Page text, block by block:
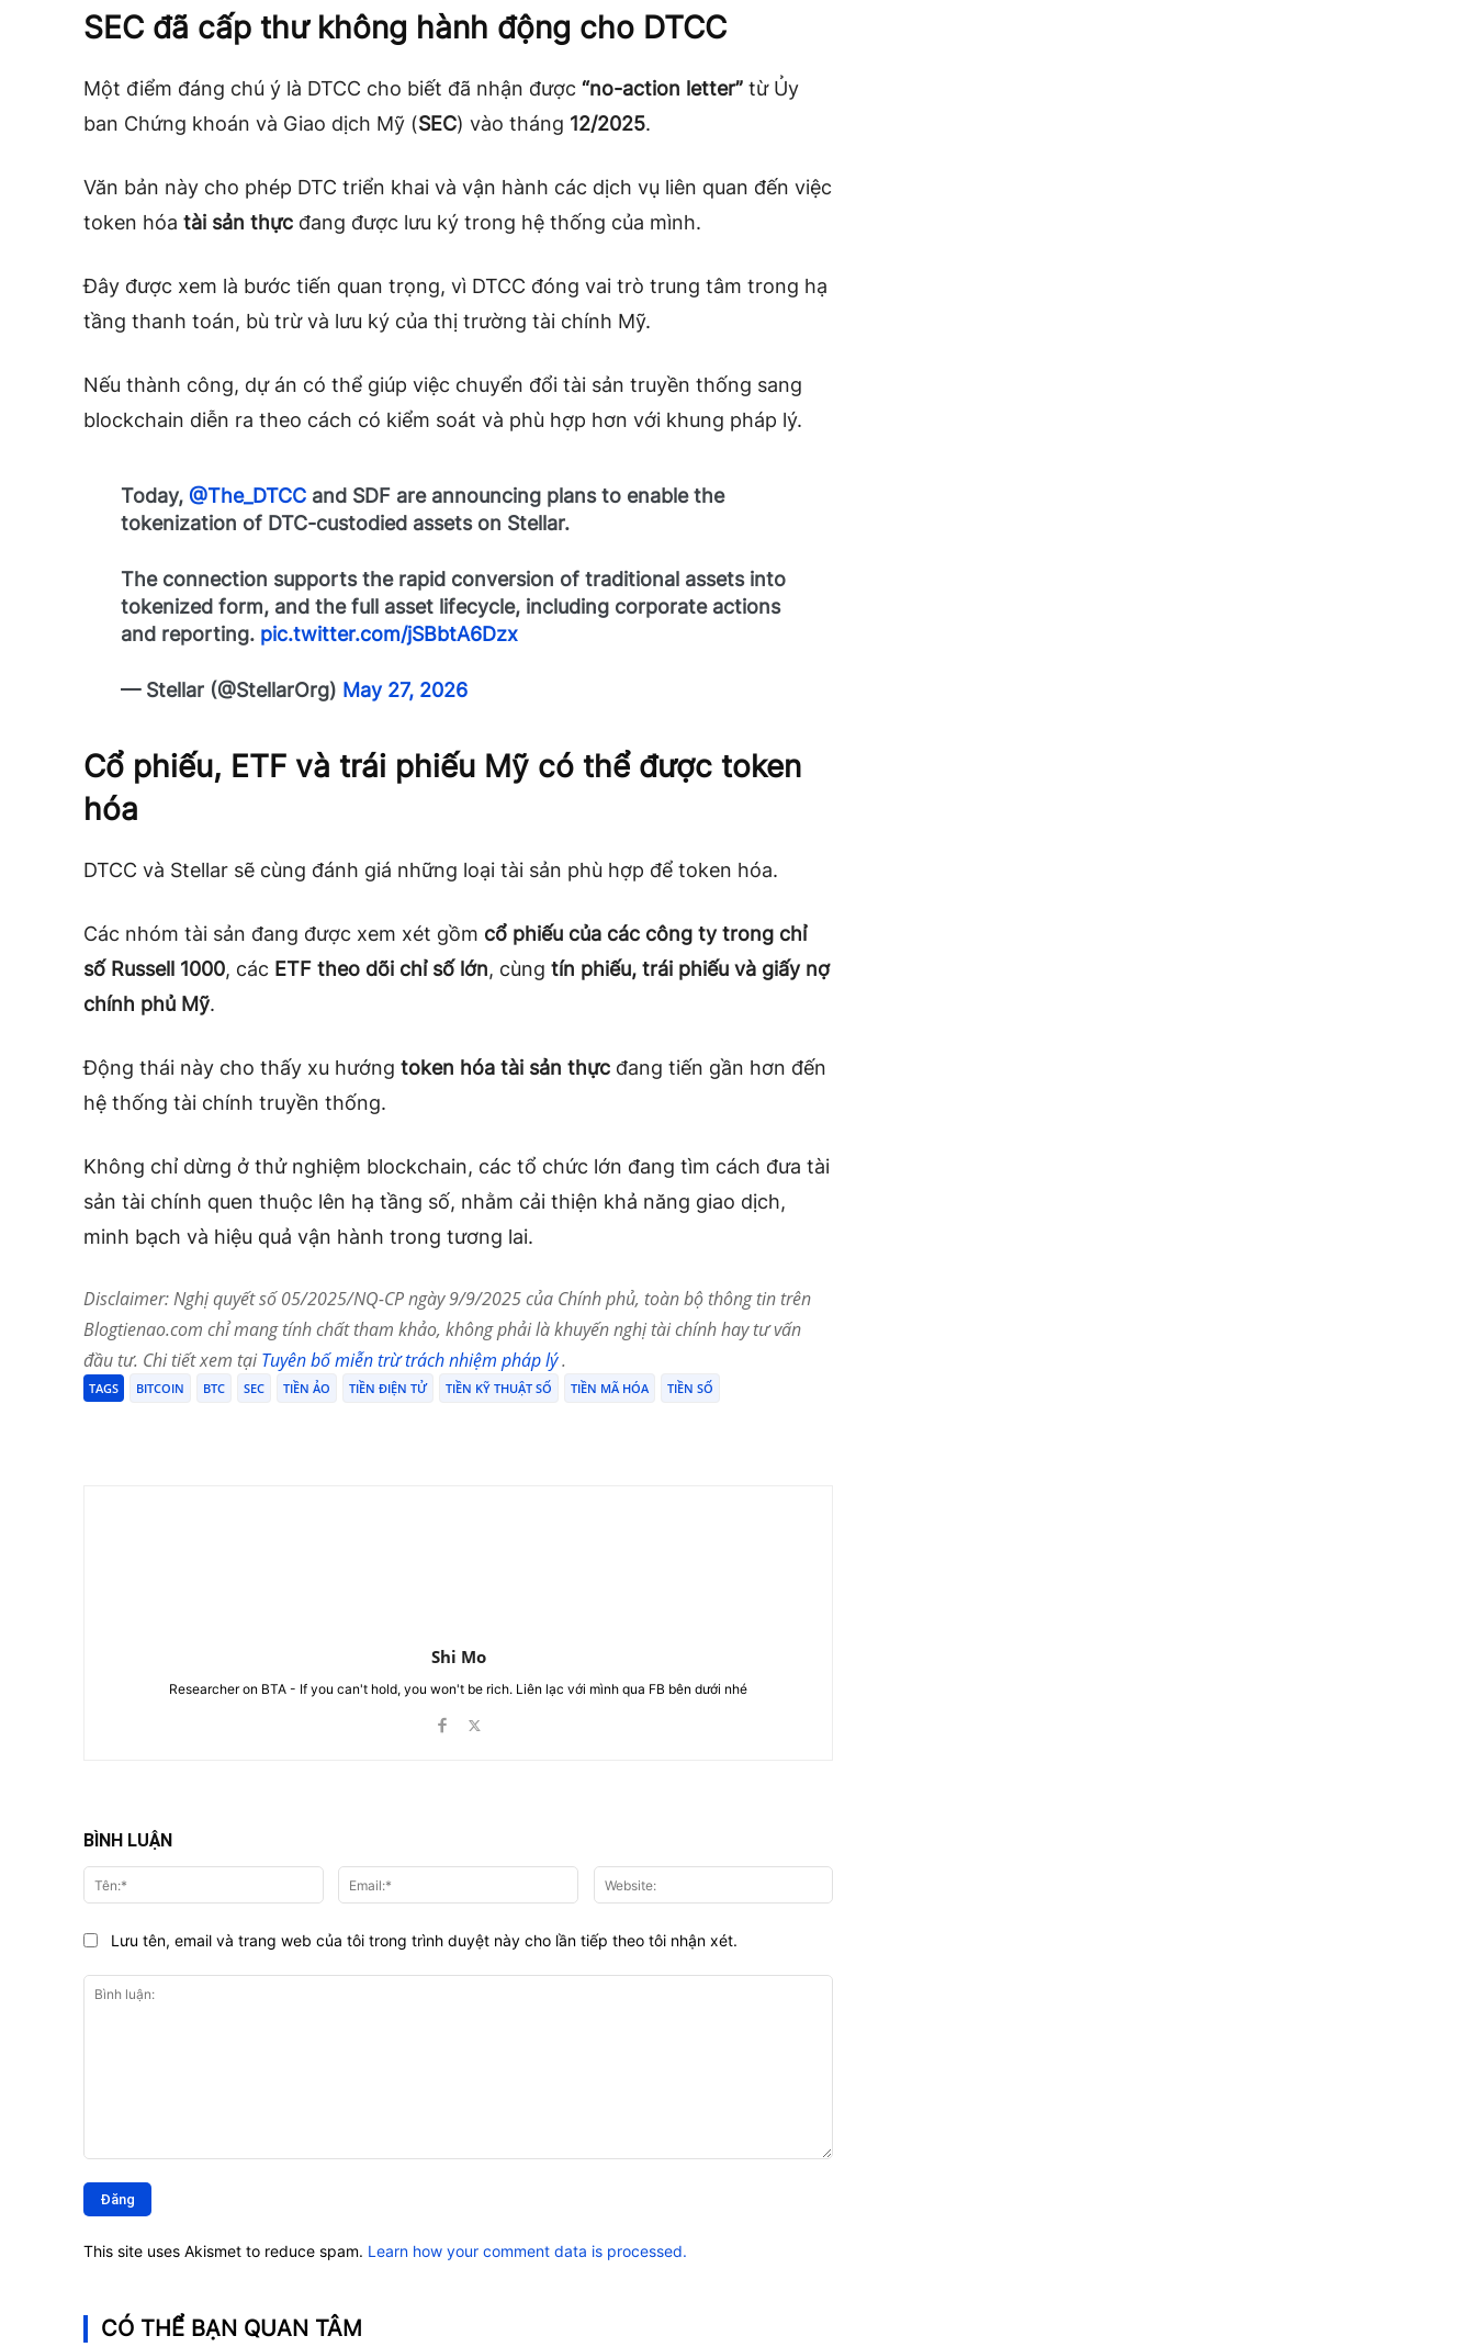
SEC đã cấp thư không hành động cho DTCC
Một điểm đáng chú ý là DTCC cho biết đã nhận được “no-action letter” từ Ủy
ban Chứng khoán và Giao dịch Mỹ (SEC) vào tháng 12/2025.
Văn bản này cho phép DTC triển khai và vận hành các dịch vụ liên quan đến việc
token hóa tài sản thực đang được lưu ký trong hệ thống của mình.
Đây được xem là bước tiến quan trọng, vì DTCC đóng vai trò trung tâm trong hạ
tầng thanh toán, bù trừ và lưu ký của thị trường tài chính Mỹ.
Nếu thành công, dự án có thể giúp việc chuyển đổi tài sản truyền thống sang
blockchain diễn ra theo cách có kiểm soát và phù hợp hơn với khung pháp lý.
Today, @The_DTCC and SDF are announcing plans to enable the
tokenization of DTC-custodied assets on Stellar.
The connection supports the rapid conversion of traditional assets into
tokenized form, and the full asset lifecycle, including corporate actions
and reporting. pic.twitter.com/jSBbtA6Dzx
— Stellar (@StellarOrg) May 27, 2026
Cổ phiếu, ETF và trái phiếu Mỹ có thể được token
hóa
DTCC và Stellar sẽ cùng đánh giá những loại tài sản phù hợp để token hóa.
Các nhóm tài sản đang được xem xét gồm cổ phiếu của các công ty trong chỉ
số Russell 1000, các ETF theo dõi chỉ số lớn, cùng tín phiếu, trái phiếu và giấy nợ
chính phủ Mỹ.
Động thái này cho thấy xu hướng token hóa tài sản thực đang tiến gần hơn đến
hệ thống tài chính truyền thống.
Không chỉ dừng ở thử nghiệm blockchain, các tổ chức lớn đang tìm cách đưa tài
sản tài chính quen thuộc lên hạ tầng số, nhằm cải thiện khả năng giao dịch,
minh bạch và hiệu quả vận hành trong tương lai.
Disclaimer: Nghị quyết số 05/2025/NQ-CP ngày 9/9/2025 của Chính phủ, toàn bộ thông tin trên
Blogtienao.com chỉ mang tính chất tham khảo, không phải là khuyến nghị tài chính hay tư vấn
đầu tư. Chi tiết xem tạiTuyên bố miễn trừ trách nhiệm pháp lý.
TAGS BITCOIN BTC SEC TIỀN ẢO TIỀN ĐIỆN TỬ TIỀN KỸ THUẬT SỐ TIỀN MÃ HÓA TIỀN SỐ
Shi Mo
Researcher on BTA - If you can't hold, you won't be rich. Liên lạc với mình qua FB bên dưới nhé
BÌNH LUẬN
luận:
Tên:* Email:*
Lưu tên, email và trang web của tôi trong trình duyệt này cho lần tiếp theo tôi nhận xét.
This site uses Akismet to reduce spam. Learn how your comment data is processed.
CÓ THỂ BẠN QUAN TÂM